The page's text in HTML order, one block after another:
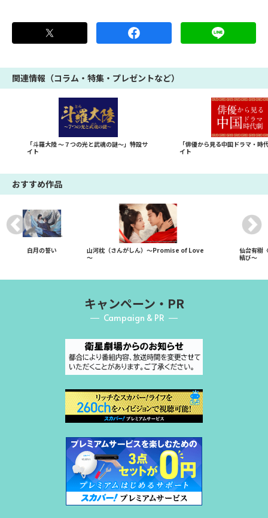
関連情報（コラム・特集・プレゼントなど）
「斗羅大陸 ～７つの光と武魂の謎～」特設サ
イト
「俳優から見る中国ドラマ・時
イト
おすすめ作品
白月の誓い
山河枕（さんがしん）～Promise of Love
～
仙台有樹
結び～
キャンペーン・PR
Campaign & PR